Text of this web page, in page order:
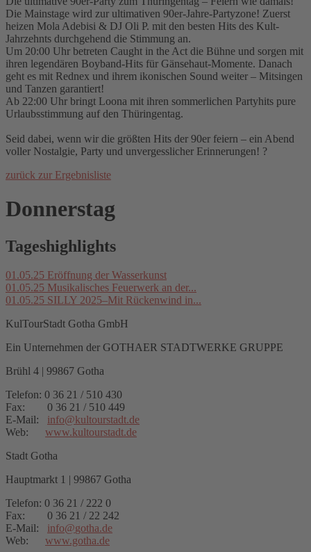
Die Mainstage wird zur ultimativen 90er-Jahre-Partyzone! Zuerst
heizen Mola Adebisi & DJ Oli P. mit den besten Hits des Kult-
Jahrzehnts durchgehend die Stimmung an.
Um 20:00 Uhr betreten Caught in the Act die Bühne und sorgen mit
ihren legendären Boyband-Hits für Gänsehaut-Momente. Danach
geht es mit Rednex und ihrem ikonischen Sound weiter – Mitsingen
und Tanzen garantiert!
Ab 22:00 Uhr bringt Loona mit ihren sommerlichen Partyhits pure
Urlaubsstimmung auf den Thüringentag.
Seid dabei, wenn wir die größten Hits der 90er feiern – ein Abend
voller Nostalgie, Party und unvergesslicher Erinnerungen! ?
zurück zur Ergebnisliste
Donnerstag
Tageshighlights
01.05.25 Eröffnung der Wasserkunst
01.05.25 Musikalisches Feuerwerk an der...
01.05.25 SILLY 2025–Mit Rückenwind in...
KulTourStadt Gotha GmbH
Ein Unternehmen der GOTHAER STADTWERKE GRUPPE
Brühl 4 | 99867 Gotha
Telefon: 0 36 21 / 510 430
Fax: 0 36 21 / 510 449
E-Mail: info@kultourstadt.de
Web: www.kultourstadt.de
Stadt Gotha
Hauptmarkt 1 | 99867 Gotha
Telefon: 0 36 21 / 222 0
Fax: 0 36 21 / 22 242
E-Mail: info@gotha.de
Web: www.gotha.de